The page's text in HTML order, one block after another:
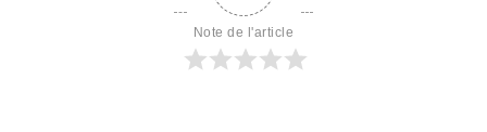
Note de l'article